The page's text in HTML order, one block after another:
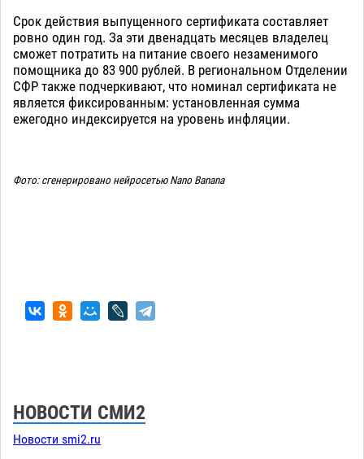
Срок действия выпущенного сертификата составляет
ровно один год. За эти двенадцать месяцев владелец
сможет потратить на питание своего незаменимого
помощника до 83 900 рублей. В региональном Отделении
СФР также подчеркивают, что номинал сертификата не
является фиксированным: установленная сумма
ежегодно индексируется на уровень инфляции.
Фото: сгенерировано нейросетью Nano Banana
НОВОСТИ СМИ2
Новости smi2.ru